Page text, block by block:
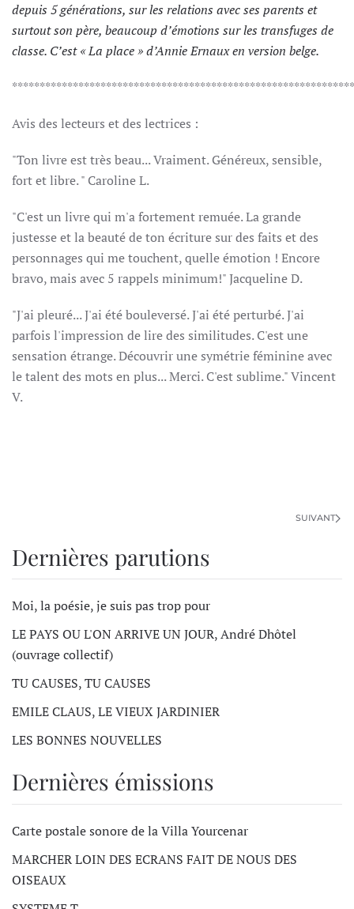
depuis 5 générations, sur les relations avec ses parents et
surtout son père, beaucoup d’émotions sur les transfuges de
classe. C’est « La place » d’Annie Ernaux en version belge.
Avis des lecteurs et des lectrices :
"Ton livre est très beau... Vraiment. Généreux, sensible,
fort et libre. " Caroline L.
"C'est un livre qui m'a fortement remuée. La grande
justesse et la beauté de ton écriture sur des faits et des
personnages qui me touchent, quelle émotion ! Encore
bravo, mais avec 5 rappels minimum!" Jacqueline D.
"J'ai pleuré... J'ai été bouleversé. J'ai été perturbé. J'ai
parfois l'impression de lire des similitudes. C'est une
sensation étrange. Découvrir une symétrie féminine avec
le talent des mots en plus... Merci. C'est sublime." Vincent
V.
SUIVANT
Dernières parutions
Moi, la poésie, je suis pas trop pour
LE PAYS OU L'ON ARRIVE UN JOUR, André Dhôtel
(ouvrage collectif)
TU CAUSES, TU CAUSES
EMILE CLAUS, LE VIEUX JARDINIER
LES BONNES NOUVELLES
Dernières émissions
Carte postale sonore de la Villa Yourcenar
MARCHER LOIN DES ECRANS FAIT DE NOUS DES
OISEAUX